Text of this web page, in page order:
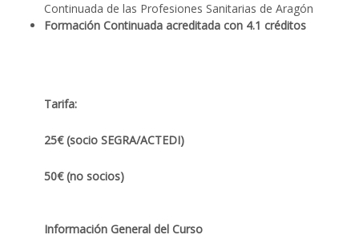
Continuada de las Profesiones Sanitarias de Aragón
Formación Continuada acreditada con 4.1 créditos
Tarifa:
25€ (socio SEGRA/ACTEDI)
50€ (no socios)
Información General del Curso